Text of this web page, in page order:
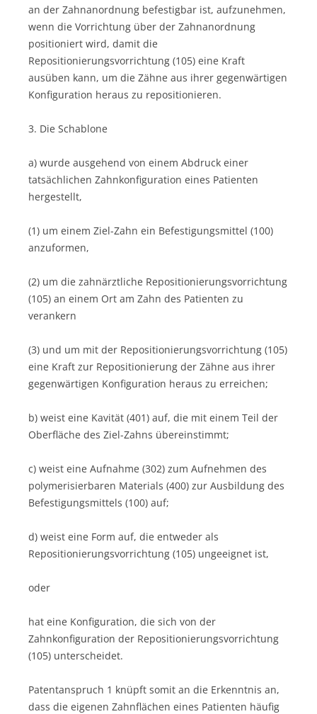
an der Zahnanordnung befestigbar ist, aufzunehmen,
wenn die Vorrichtung über der Zahnanordnung
positioniert wird, damit die
Repositionierungsvorrichtung (105) eine Kraft
ausüben kann, um die Zähne aus ihrer gegenwärtigen
Konfiguration heraus zu repositionieren.
3. Die Schablone
a) wurde ausgehend von einem Abdruck einer
tatsächlichen Zahnkonfiguration eines Patienten
hergestellt,
(1) um einem Ziel-Zahn ein Befestigungsmittel (100)
anzuformen,
(2) um die zahnärztliche Repositionierungsvorrichtung
(105) an einem Ort am Zahn des Patienten zu
verankern
(3) und um mit der Repositionierungsvorrichtung (105)
eine Kraft zur Repositionierung der Zähne aus ihrer
gegenwärtigen Konfiguration heraus zu erreichen;
b) weist eine Kavität (401) auf, die mit einem Teil der
Oberfläche des Ziel-Zahns übereinstimmt;
c) weist eine Aufnahme (302) zum Aufnehmen des
polymerisierbaren Materials (400) zur Ausbildung des
Befestigungsmittels (100) auf;
d) weist eine Form auf, die entweder als
Repositionierungsvorrichtung (105) ungeeignet ist,
oder
hat eine Konfiguration, die sich von der
Zahnkonfiguration der Repositionierungsvorrichtung
(105) unterscheidet.
Patentanspruch 1 knüpft somit an die Erkenntnis an,
dass die eigenen Zahnflächen eines Patienten häufig